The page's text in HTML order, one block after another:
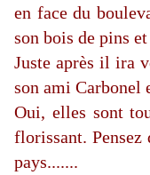
en face du
son bois de pins
Juste après il ira
son ami Carbonel
Oui, elles sont
florissant.
pays.......